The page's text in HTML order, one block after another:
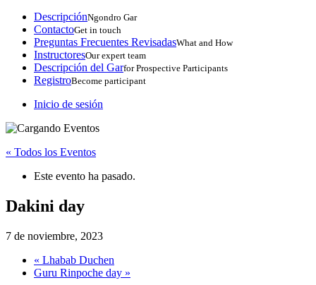
DescripciónNgondro Gar
ContactoGet in touch
Preguntas Frecuentes RevisadasWhat and How
InstructoresOur expert team
Descripción del Garfor Prospective Participants
RegistroBecome participant
Inicio de sesión
« Todos los Eventos
Este evento ha pasado.
Dakini day
7 de noviembre, 2023
« Lhabab Duchen
Guru Rinpoche day »